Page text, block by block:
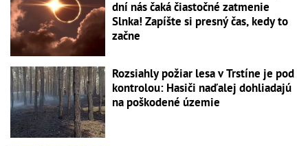
dní nás čaká čiastočné zatmenie
Slnka! Zapíšte si presný čas, kedy to
začne
Rozsiahly požiar lesa v Trstíne je pod
kontrolou: Hasiči naďalej dohliadajú
na poškodené územie